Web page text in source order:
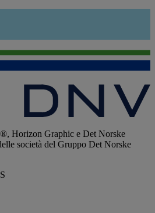
Horizon Graphic e Det Norske
società del Gruppo Det Norske